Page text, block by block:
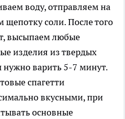
воду, отправляем на
щепотку соли. После того
высыпаем любые
изделия из твердых
варить 5-7 минут.
спагетти
вкусными, при
основные